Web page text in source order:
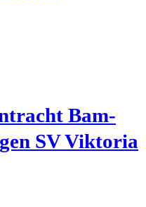
Bam­
SV Vik­to­ria